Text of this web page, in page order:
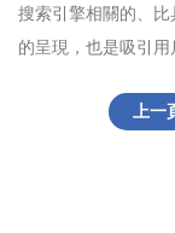
搜索引擎相關的、
的呈現，也是吸引用
上一